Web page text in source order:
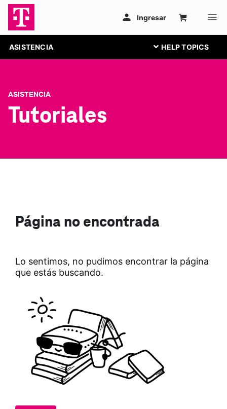
ASISTENCIA
ASISTENCIA
Tutoriales